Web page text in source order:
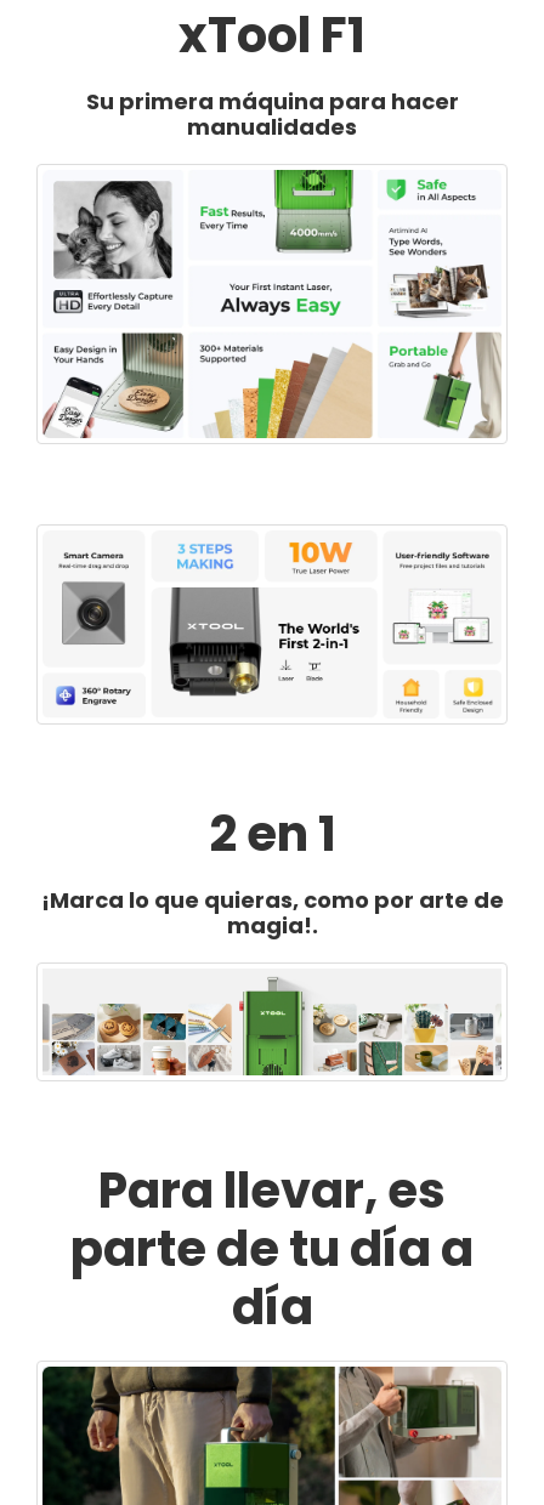
xTool F1
Su primera máquina para hacer
manualidades
2 en 1
¡Marca lo que quieras, como por arte de
magia!.
Para llevar, es
parte de tu día a
día